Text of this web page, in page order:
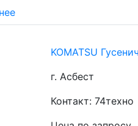
KOMATSU
г. Асбест
Контакт: 74техно